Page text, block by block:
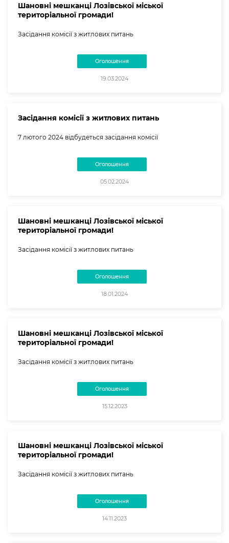
Шановні мешканці Лозівської міської
територіальної громади!
Засідання комісії з житлових питань
Оголошення
19.03.2024
Засідання комісії з житлових питань
7 лютого 2024 відбудеться засідання комісії
Оголошення
05.02.2024
Шановні мешканці Лозівської міської
територіальної громади!
Засідання комісії з житлових питань
Оголошення
18.01.2024
Шановні мешканці Лозівської міської
територіальної громади!
Засідання комісії з житлових питань
Оголошення
15.12.2023
Шановні мешканці Лозівської міської
територіальної громади!
Засідання комісії з житлових питань
Оголошення
14.11.2023